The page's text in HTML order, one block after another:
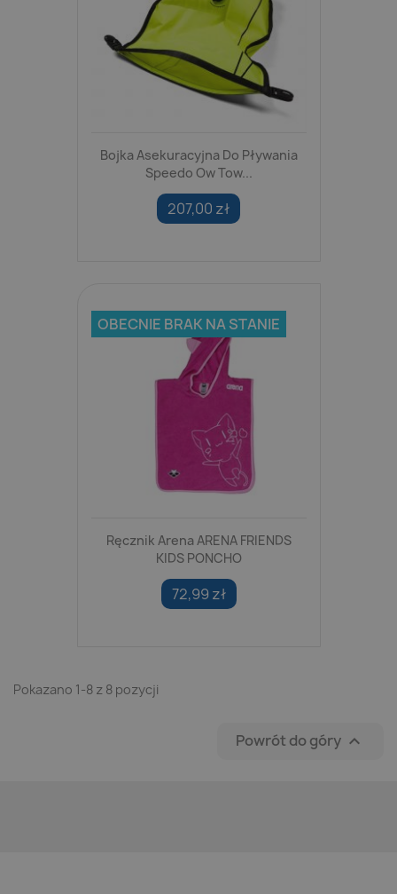
Bojka Asekuracyjna Do Pływania
Speedo Ow Tow...
207,00 zł
Ręcznik Arena ARENA FRIENDS
KIDS PONCHO
72,99 zł
OBECNIE BRAK NA STANIE
Pokazano 1-8 z 8 pozycji
Powrót do góry 